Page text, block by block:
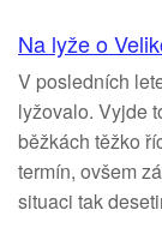
Na lyže o
V posledních
lyžovalo. Vyjde
běžkách těžko
termín, ovšem
situaci tak